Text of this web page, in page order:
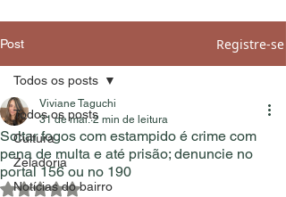
Post Registre-se
Todos os posts
Cultura
Zeladoria
Notícias do bairro
Todos os posts
Soltar fogos com estampido é crime com
pena de multa e até prisão; denuncie no
portal 156 ou no 190
Viviane Taguchi
31 de mai. 2 min de leitura
Avaliado com NaN de 5 estrelas.